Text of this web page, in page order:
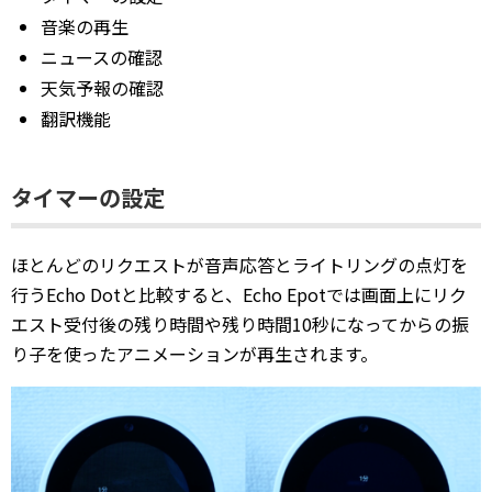
音楽の再生
ニュースの確認
天気予報の確認
翻訳機能
タイマーの設定
ほとんどのリクエストが音声応答とライトリングの点灯を
行うEcho Dotと比較すると、Echo Epotでは画面上にリク
エスト受付後の残り時間や残り時間10秒になってからの振
り子を使ったアニメーションが再生されます。